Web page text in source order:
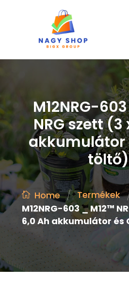
M12NRG-
NRG szett (3
akkumulátor
töltő)
Home / Termékek
M12NRG-603 _ M12™
6,0 Ah akkumulátor és